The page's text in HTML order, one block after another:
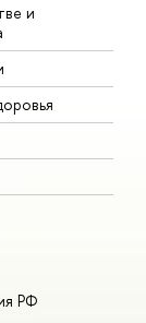
и
РФ